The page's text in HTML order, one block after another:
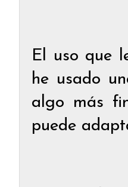
El uso que
he usado
algo más
puede